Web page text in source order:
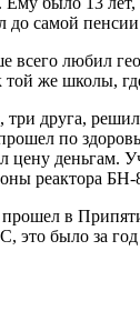
до самой
любил
той же школы,
три друга,
по
цену деньгам.
реактора
в
это было за